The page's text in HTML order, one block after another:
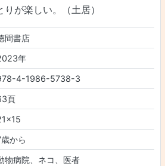
が楽しい。（土居）
間書店
年
4-1986-5738-3
頁
から
物病院、ネコ、医者